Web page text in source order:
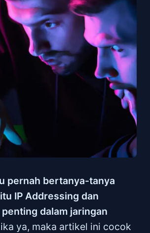
pernah bertanya-tanya
IP Addressing dan
dalam jaringan
ya, maka artikel ini cocok